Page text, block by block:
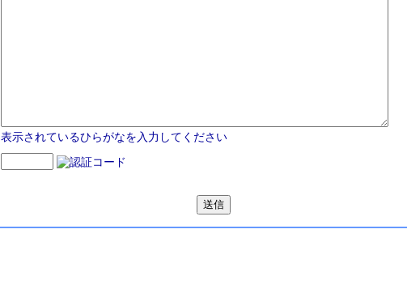
表示されているひらがなを入力してください